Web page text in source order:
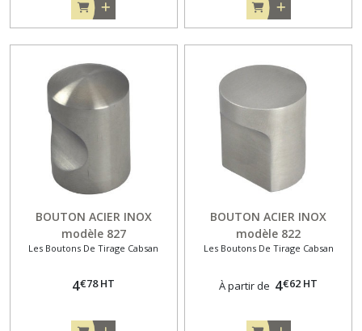
BOUTON ACIER INOX
modèle 827
Les Boutons De Tirage Cabsan
4€78 HT
BOUTON ACIER INOX
modèle 822
Les Boutons De Tirage Cabsan
À partir de 4€62 HT